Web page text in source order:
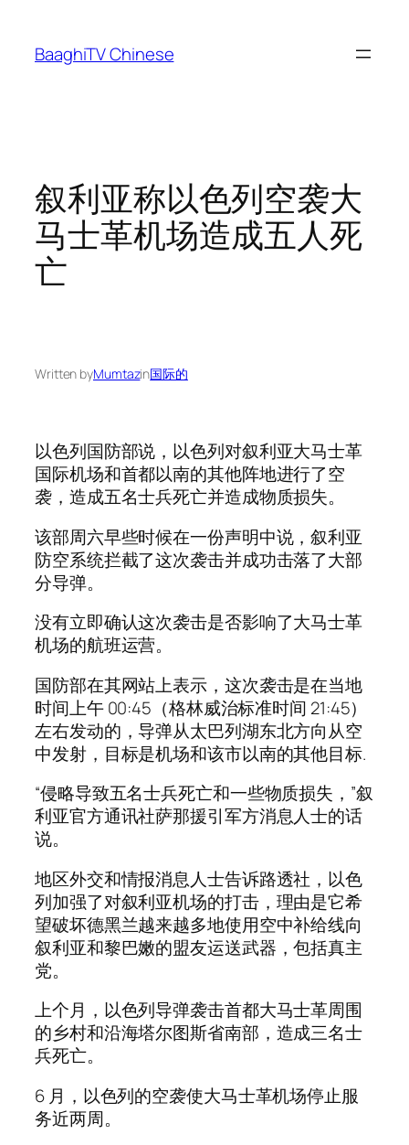
content
BaaghiTV Chinese
叙利亚称以色列空袭大
马士革机场造成五人死
亡
Written byMumtazin国际的
以色列国防部说，以色列对叙利亚大马士革
国际机场和首都以南的其他阵地进行了空
袭，造成五名士兵死亡并造成物质损失。
该部周六早些时候在一份声明中说，叙利亚
防空系统拦截了这次袭击并成功击落了大部
分导弹。
没有立即确认这次袭击是否影响了大马士革
机场的航班运营。
国防部在其网站上表示，这次袭击是在当地
时间上午 00:45（格林威治标准时间 21:45）
左右发动的，导弹从太巴列湖东北方向从空
中发射，目标是机场和该市以南的其他目标.
“侵略导致五名士兵死亡和一些物质损失，”叙
利亚官方通讯社萨那援引军方消息人士的话
说。
地区外交和情报消息人士告诉路透社，以色
列加强了对叙利亚机场的打击，理由是它希
望破坏德黑兰越来越多地使用空中补给线向
叙利亚和黎巴嫩的盟友运送武器，包括真主
党。
上个月，以色列导弹袭击首都大马士革周围
的乡村和沿海塔尔图斯省南部，造成三名士
兵死亡。
6 月，以色列的空袭使大马士革机场停止服
务近两周。